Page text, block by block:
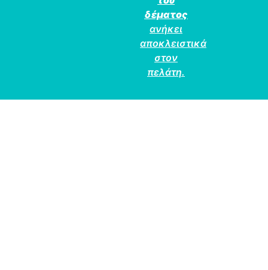
δέματος
ανήκει
αποκλειστικά
στον
πελάτη.